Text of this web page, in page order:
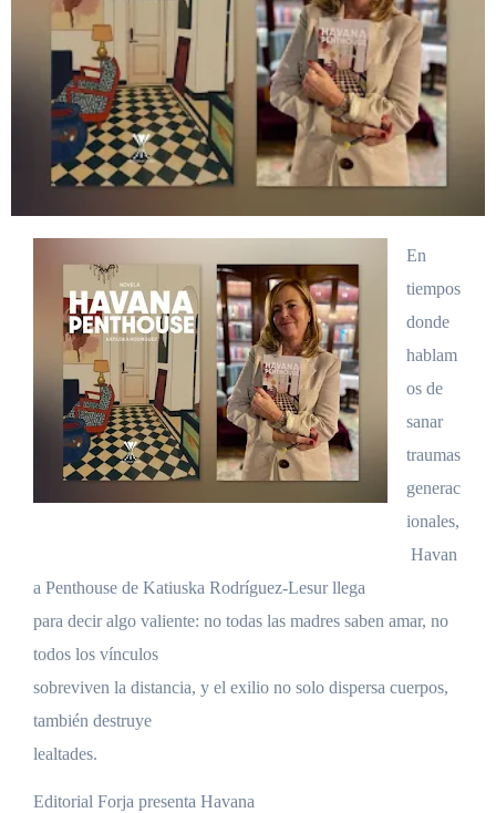
En
tiempos
donde
hablam
os de
sanar
traumas
generac
ionales,
Havan
a Penthouse de Katiuska Rodríguez-Lesur llega
para decir algo valiente: no todas las madres saben amar, no
todos los vínculos
sobreviven la distancia, y el exilio no solo dispersa cuerpos,
también destruye
lealtades.
Editorial Forja presenta Havana